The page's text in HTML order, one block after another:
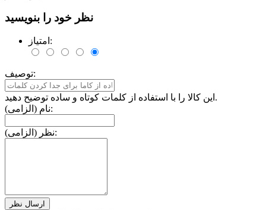
نظر خود را بنویسید
امتیاز:
توصیف:
این کالا را با استفاده از کلمات کوتاه و ساده توضیح دهید.
نام (الزامی):
نظر (الزامی):